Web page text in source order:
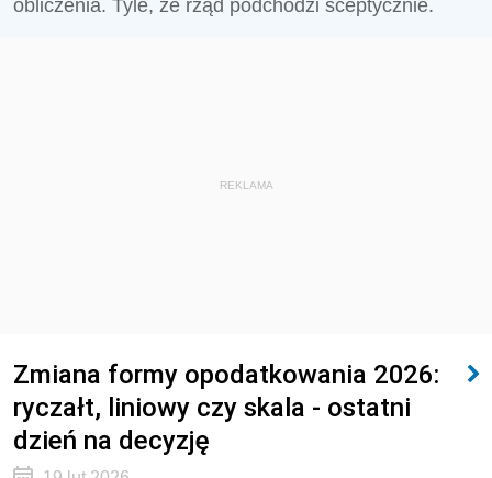
obliczenia. Tyle, że rząd podchodzi sceptycznie.
REKLAMA
Zmiana formy opodatkowania 2026:
ryczałt, liniowy czy skala - ostatni
dzień na decyzję